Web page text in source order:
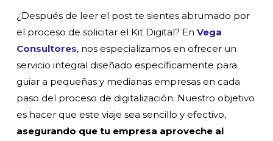
¿Después de leer el post te sientes abrumado por
el proceso de solicitar el Kit Digital? EnVega
Consultores, nos especializamos en ofrecer un
servicio integral diseñado específicamente para
guiar a pequeñas y medianas empresas en cada
paso del proceso de digitalización. Nuestro objetivo
es hacer que este viaje sea sencillo y efectivo,
asegurando que tu empresa aproveche al